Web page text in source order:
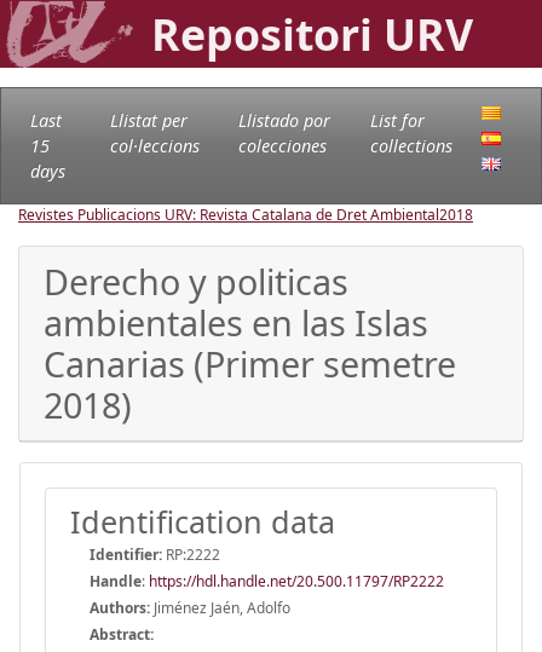
Repositori URV
Last
15
days
Llistat per
col·leccions
Llistado por
colecciones
List for
collections
Revistes Publicacions URV: Revista Catalana de Dret Ambiental2018
Derecho y politicas
ambientales en las Islas
Canarias (Primer semetre
2018)
Identification data
Identifier: RP:2222
Handle: https://hdl.handle.net/20.500.11797/RP2222
Authors: Jiménez Jaén, Adolfo
Abstract: